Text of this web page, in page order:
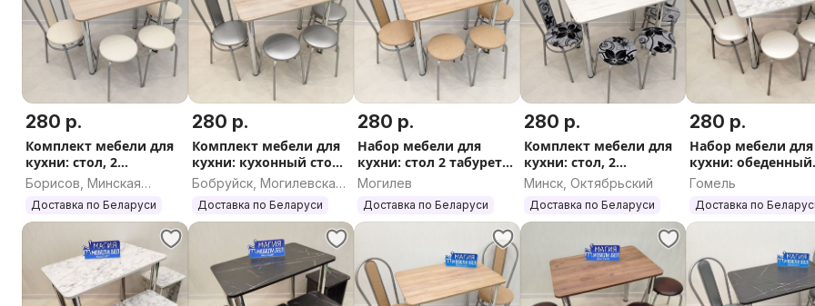
280 р.
Комплект мебели для
кухни: стол, 2
табурета, 2 стула
Борисов, Минская
область
Доставка по Беларуси
280 р.
Комплект мебели для
кухни: кухонный стол,
2 табурета, 2 стула
Доставка по РБ
Бобруйск, Могилевская
область
Доставка по Беларуси
280 р.
Набор мебели для
кухни: стол 2 табурета
2 стула Бесплатная
Могилев
Доставка по Беларуси
280 р.
Комплект мебели для
кухни: стол, 2
табурета, 2 стула
Минск, Октябрьский
Доставка по Беларуси
280 р.
Набор мебели для
кухни: обеденный
стол, 2 табурета, 2
Гомель
Доставка по